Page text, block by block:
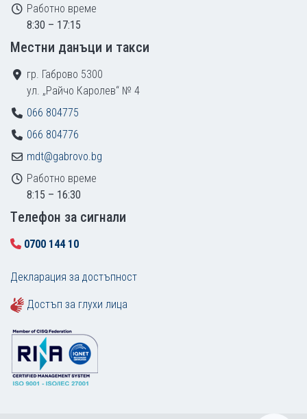
Работно време
8:30 – 17:15
Местни данъци и такси
гр. Габрово 5300
ул. „Райчо Каролев“ № 4
066 804775
066 804776
mdt@gabrovo.bg
Работно време
8:15 – 16:30
Tелефон за сигнали
0700 144 10
Декларация за достъпност
Достъп за глухи лица